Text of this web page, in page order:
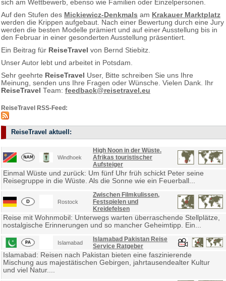
sich am Wettbewerb, ebenso wie Familien oder Einzelpersonen.
Auf den Stufen des Mickiewicz-Denkmals am Krakauer Marktplatz
werden die Krippen aufgebaut. Nach einer Bewertung durch eine Jury
werden die besten Modelle prämiert und auf einer Ausstellung bis in
den Februar in einer gesonderten Ausstellung präsentiert.
Ein Beitrag für ReiseTravel von Bernd Stiebitz.
Unser Autor lebt und arbeitet in Potsdam.
Sehr geehrte ReiseTravel User, Bitte schreiben Sie uns Ihre
Meinung, senden uns Ihre Fragen oder Wünsche. Vielen Dank. Ihr
ReiseTravel Team: feedback@reisetravel.eu
ReiseTravel RSS-Feed:
ReiseTravel aktuell:
Windhoek
High Noon in der Wüste.
Afrikas touristischer
Aufsteiger
Einmal Wüste und zurück: Um fünf Uhr früh schickt Peter seine
Reisegruppe in die Wüste. Als die Sonne wie ein Feuerball...
Rostock
Zwischen Filmkulissen,
Festspielen und
Kreidefelsen
Reise mit Wohnmobil: Unterwegs warten überraschende Stellplätze,
nostalgische Erinnerungen und so mancher Geheimtipp. Ein...
Islamabad
Islamabad Pakistan Reise
Service Ratgeber
Islamabad: Reisen nach Pakistan bieten eine faszinierende
Mischung aus majestätischen Gebirgen, jahrtausendealter Kultur
und viel Natur....